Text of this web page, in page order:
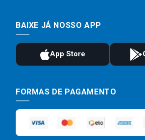
BAIXE JÁ NOSSO APP
FORMAS DE PAGAMENTO